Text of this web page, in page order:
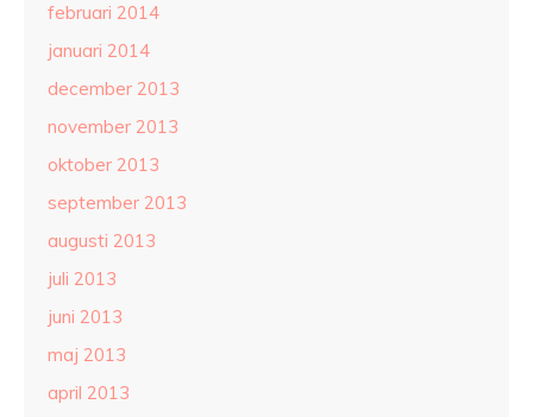
februari 2014
januari 2014
december 2013
november 2013
oktober 2013
september 2013
augusti 2013
juli 2013
juni 2013
maj 2013
april 2013